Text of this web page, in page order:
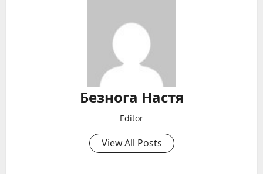
Безнога Настя
Editor
View All Posts